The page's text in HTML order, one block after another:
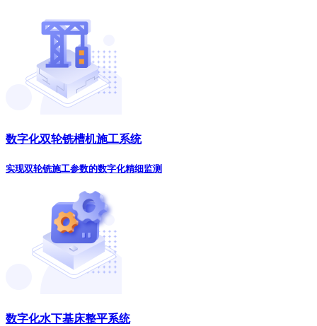
数字化双轮铣槽机施工系统
实现双轮铣施工参数的数字化精细监测
数字化水下基床整平系统